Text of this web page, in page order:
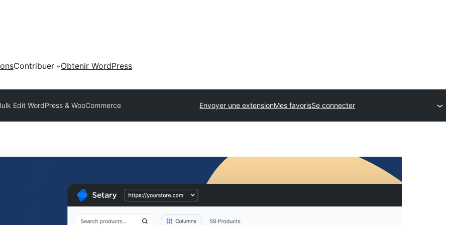
Contribuer
Obtenir WordPress
Edit WordPress & WooCommerce Envoyer une extensionMes favorisSe connecter